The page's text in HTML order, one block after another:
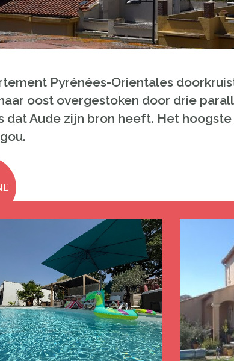
Pyrénées-Orientales
oost overgestoken door drie
dat Aude zijn bron heeft. Het